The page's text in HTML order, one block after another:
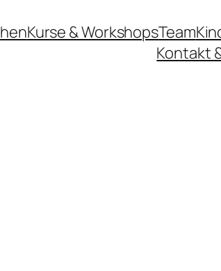
Kurse & WorkshopsTeam
Kontakt